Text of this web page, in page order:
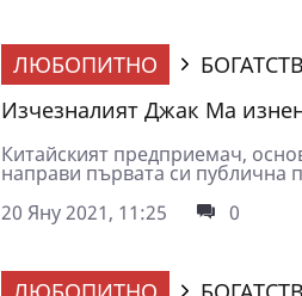
ЛЮБОПИТНО
Изчезналият Джак Ма
Китайският предприемач,
направи първата си публична
20 Яну 2021, 11:25
0